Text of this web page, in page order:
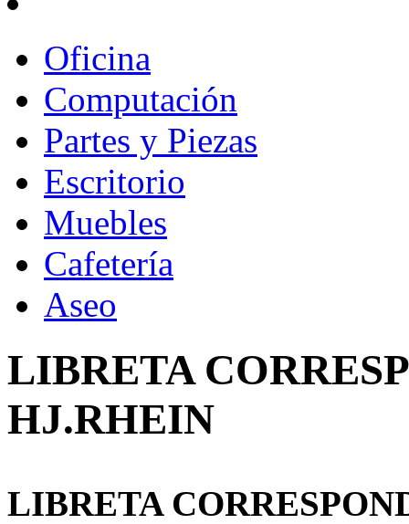
Oficina
Computación
Partes y Piezas
Escritorio
Muebles
Cafetería
Aseo
LIBRETA
HJ.RHEIN
LIBRETA